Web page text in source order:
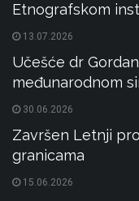
Etnografskom
13.07.2026
Učešće dr
međunarodnom
30.06.2026
Završen Letnji
granicama
15.06.2026